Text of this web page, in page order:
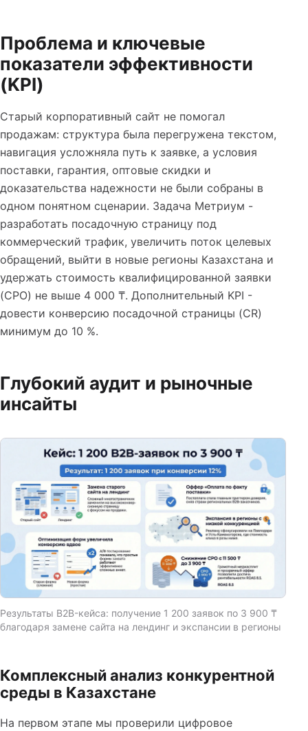
Проблема и ключевые
показатели эффективности
(KPI)
Старый корпоративный сайт не помогал
продажам: структура была перегружена текстом,
навигация усложняла путь к заявке, а условия
поставки, гарантия, оптовые скидки и
доказательства надежности не были собраны в
одном понятном сценарии. Задача Метриум -
разработать посадочную страницу под
коммерческий трафик, увеличить поток целевых
обращений, выйти в новые регионы Казахстана и
удержать стоимость квалифицированной заявки
(CPO) не выше 4 000 ₸. Дополнительный KPI -
довести конверсию посадочной страницы (CR)
минимум до 10 %.
Глубокий аудит и рыночные
инсайты
Результаты B2B-кейса: получение 1 200 заявок по 3 900 ₸
благодаря замене сайта на лендинг и экспансии в регионы
Комплексный анализ конкурентной
среды в Казахстане
На первом этапе мы проверили цифровое